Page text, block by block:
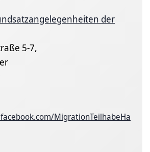
der
5-7,
MigrationTeilhabeHa